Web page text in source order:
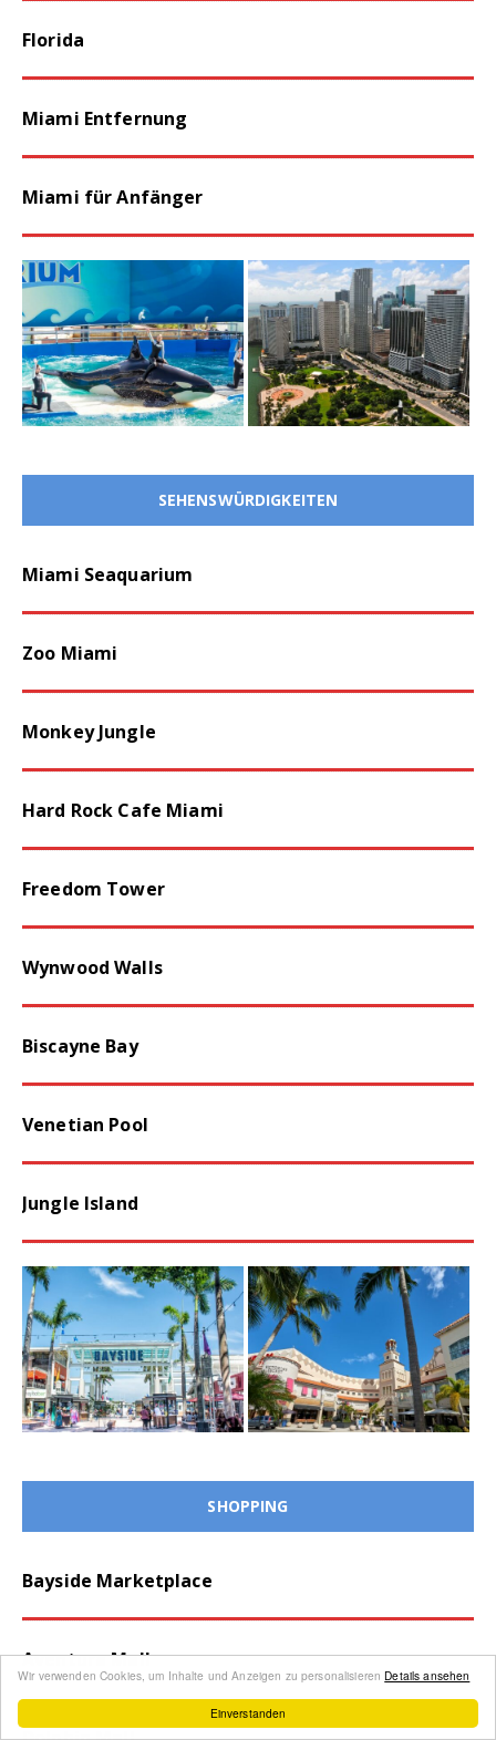
Einverstanden
Wir verwenden Cookies, um Inhalte und Anzeigen zu personalisieren Details ansehen
Florida
Miami Entfernung
Miami für Anfänger
SEHENSWÜRDIGKEITEN
Miami Seaquarium
Zoo Miami
Monkey Jungle
Hard Rock Cafe Miami
Freedom Tower
Wynwood Walls
Biscayne Bay
Venetian Pool
Jungle Island
SHOPPING
Bayside Marketplace
Aventura Mall